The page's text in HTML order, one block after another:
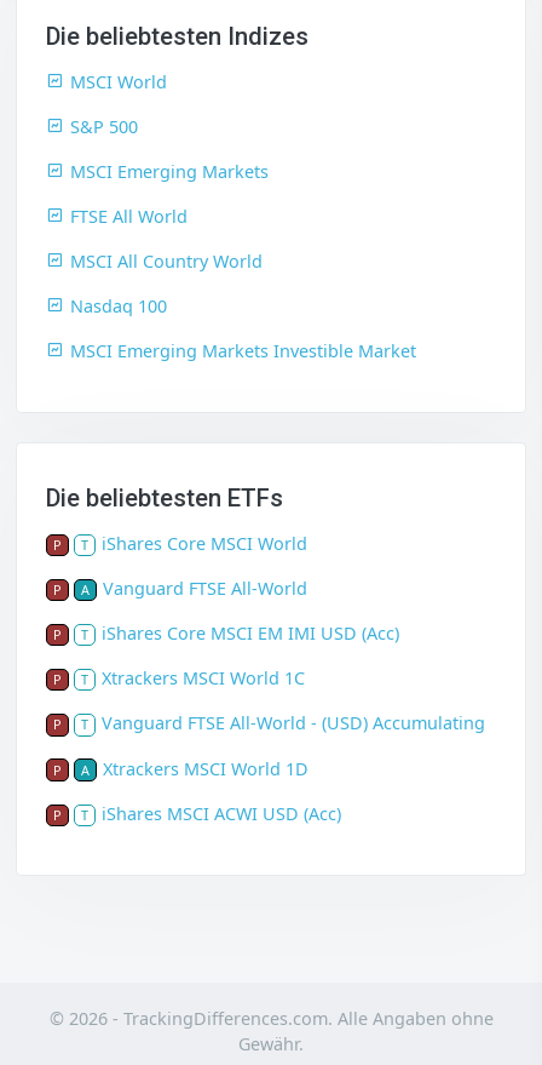
Die beliebtesten Indizes
MSCI World
S&P 500
MSCI Emerging Markets
FTSE All World
MSCI All Country World
Nasdaq 100
MSCI Emerging Markets Investible Market
Die beliebtesten ETFs
P T iShares Core MSCI World
P A Vanguard FTSE All-World
P T iShares Core MSCI EM IMI USD (Acc)
P T Xtrackers MSCI World 1C
P T Vanguard FTSE All-World - (USD) Accumulating
P A Xtrackers MSCI World 1D
P T iShares MSCI ACWI USD (Acc)
© 2026 - TrackingDifferences.com. Alle Angaben ohne
Gewähr.